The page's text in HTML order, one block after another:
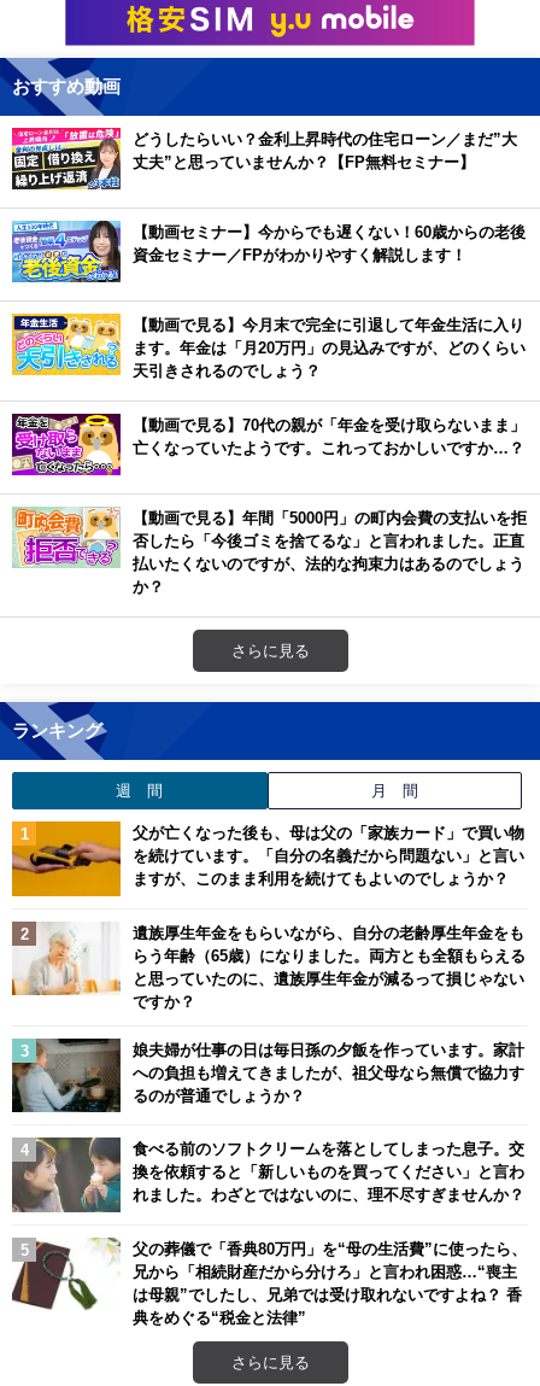
おすすめ動画
どうしたらいい？金利上昇時代の住宅ローン／まだ”大
丈夫”と思っていませんか？【FP無料セミナー】
【動画セミナー】今からでも遅くない！60歳からの老後
資金セミナー／FPがわかりやすく解説します！
【動画で見る】今月末で完全に引退して年金生活に入り
ます。年金は「月20万円」の見込みですが、どのくらい
天引きされるのでしょう？
【動画で見る】70代の親が「年金を受け取らないまま」
亡くなっていたようです。これっておかしいですか…？
【動画で見る】年間「5000円」の町内会費の支払いを拒
否したら「今後ゴミを捨てるな」と言われました。正直
払いたくないのですが、法的な拘束力はあるのでしょう
か？
さらに見る
ランキング
週 間 月 間
父が亡くなった後も、母は父の「家族カード」で買い物
を続けています。「自分の名義だから問題ない」と言い
ますが、このまま利用を続けてもよいのでしょうか？
遺族厚生年金をもらいながら、自分の老齢厚生年金をも
らう年齢（65歳）になりました。両方とも全額もらえる
と思っていたのに、遺族厚生年金が減るって損じゃない
ですか？
娘夫婦が仕事の日は毎日孫の夕飯を作っています。家計
への負担も増えてきましたが、祖父母なら無償で協力す
るのが普通でしょうか？
食べる前のソフトクリームを落としてしまった息子。交
換を依頼すると「新しいものを買ってください」と言わ
れました。わざとではないのに、理不尽すぎませんか？
父の葬儀で「香典80万円」を“母の生活費”に使ったら、
兄から「相続財産だから分けろ」と言われ困惑…“喪主
は母親”でしたし、兄弟では受け取れないですよね？ 香
典をめぐる“税金と法律”
さらに見る